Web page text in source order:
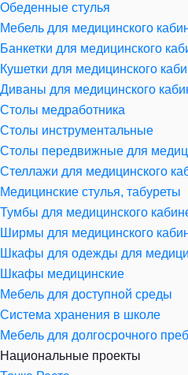
Обеденные стулья
Мебель для медицинского
Банкетки для медицинского
Кушетки для медицинского
Диваны для медицинского
Столы медработника
Столы инструментальные
Столы передвижные для
Стеллажи для медицинского
Медицинские стулья, табуреты
Тумбы для медицинского
Ширмы для медицинского
Шкафы для одежды для
Шкафы медицинские
Мебель для доступной среды
Система хранения в школе
Мебель для долгосрочного
Национальные проекты